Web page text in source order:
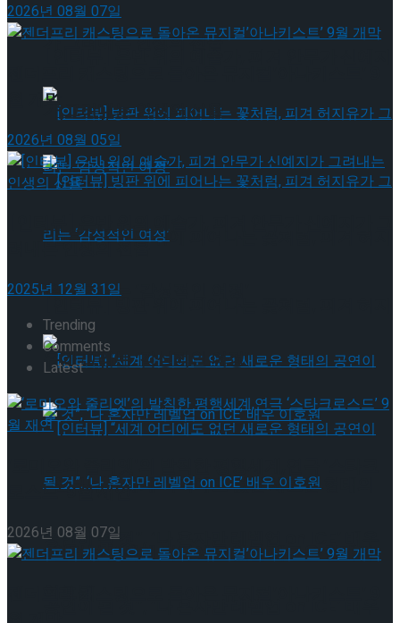
가 그려내는 인생의 선율
[인터뷰] 빙판 위에 피어나는 꽃처럼, 피겨 허지
유가 그리는 ‘감성적인 여정’
[인터뷰] “세계 어디에도 없던 새로운 형태의
공연이 될 것”, ‘나 혼자만 레벨업 on ICE’ 배우
가 그려내는 인생의 선율
유가 그리는 ‘감성적인 여정’
[인터뷰] “세계 어디에도 없던 새로운 형태의
2026년 08월 07일
월 개막
2026년 08월 05일
[인터뷰] 은반 위의 예술가, 피겨 안무가 신예지가 그
려내는 인생의 선율
2025년 12월 31일
Trending
Comments
Latest
로스드’ 9월 재연
2026년 08월 07일